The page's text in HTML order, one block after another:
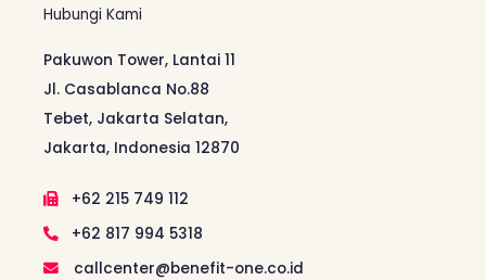
Hubungi Kami
Pakuwon Tower, Lantai 11
Jl. Casablanca No.88
Tebet, Jakarta Selatan,
Jakarta, Indonesia 12870
+62 215 749 112
+62 817 994 5318
callcenter@benefit-one.co.id